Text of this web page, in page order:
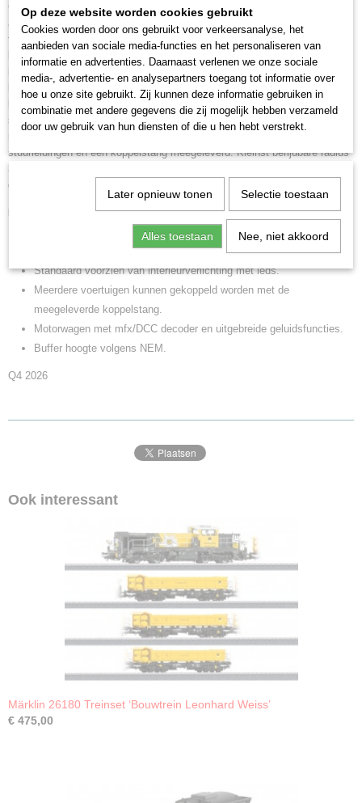
Geregelde hoogvermogensaandrijving met vliegwiel. Twee aangedreven
assen. Met antislip banden. Met de rijrichting wisselend driepunts
frontsein en twee rode sluitlichten die analoog branden en digitaal bediend
kunnen worden. Met dubbele A-sein functie. Standaard voorzien van
interieurverlichting. Verlichting met onderhoudsvrije, warm-witte en rode
lichtdiodes (LED). Met veel apart gemonteerde detailonderdelen. Aan
beide fronten voorzien van los gemonteerde remslangen,
schroefkoppelingen en stuurkabels. Bufferhoogte volgens NEM. Voor het
rijden in dubbeltractie worden geopende frontovergangen, kortere
stuurleidingen en een koppelstang meegeleverd. Kleinst berijdbare radius
360 mm, zonder rekening te houden met het lichtruimprofiel. Lengte over
de buffers 29,3 cm.
Een aantrekkelijk begin met de modelspoorhobby.
Met veel apart gemonteerde detailonderdelen.
Standaard voorzien van interieurverlichting met leds.
Meerdere voertuigen kunnen gekoppeld worden met de
meegeleverde koppelstang.
Motorwagen met mfx/DCC decoder en uitgebreide geluidsfuncties.
Buffer hoogte volgens NEM.
Q4 2026
Ook interessant
Märklin 26180 Treinset ‘Bouwtrein Leonhard Weiss’
€ 475,00
Op deze website worden cookies gebruikt
Cookies worden door ons gebruikt voor verkeersanalyse, het
aanbieden van sociale media-functies en het personaliseren van
informatie en advertenties. Daarnaast verlenen we onze sociale
media-, advertentie- en analysepartners toegang tot informatie over
hoe u onze site gebruikt. Zij kunnen deze informatie gebruiken in
combinatie met andere gegevens die zij mogelijk hebben verzameld
door uw gebruik van hun diensten of die u hen hebt verstrekt.
Later opnieuw tonen Selectie toestaan
Alles toestaan Nee, niet akkoord